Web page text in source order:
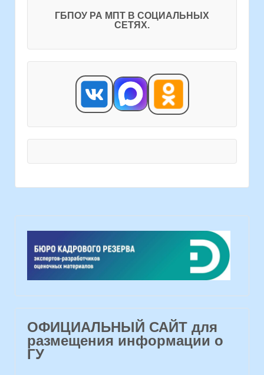
ГБПОУ РА МПТ В СОЦИАЛЬНЫХ
СЕТЯХ.
ОФИЦИАЛЬНЫЙ САЙТ для
размещения информации о
ГУ